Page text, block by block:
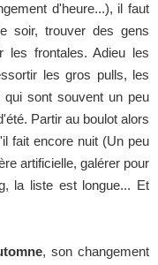
d'heure...), il faut
soir, trouver des gens
frontales. Adieu les
les gros pulls, les
sont souvent un peu
Partir au boulot alors
fait encore nuit (Un peu
artificielle, galérer pour
la liste est longue... Et
, son changement